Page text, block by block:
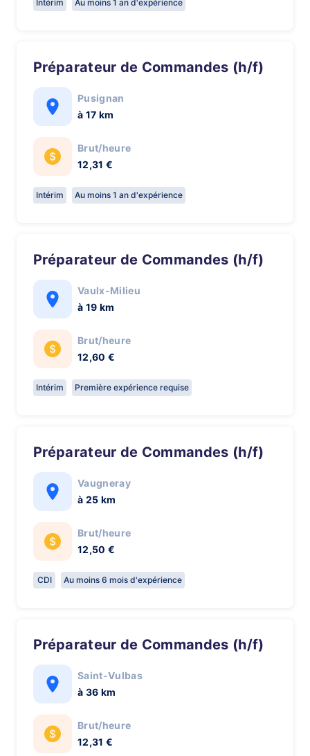
Intérim Au moins 1 an d'expérience
Préparateur de Commandes (h/f)
Pusignan
à 17 km
Brut/heure
12,31 €
Intérim Au moins 1 an d'expérience
Préparateur de Commandes (h/f)
Vaulx-Milieu
à 19 km
Brut/heure
12,60 €
Intérim Première expérience requise
Préparateur de Commandes (h/f)
Vaugneray
à 25 km
Brut/heure
12,50 €
CDI Au moins 6 mois d'expérience
Préparateur de Commandes (h/f)
Saint-Vulbas
à 36 km
Brut/heure
12,31 €